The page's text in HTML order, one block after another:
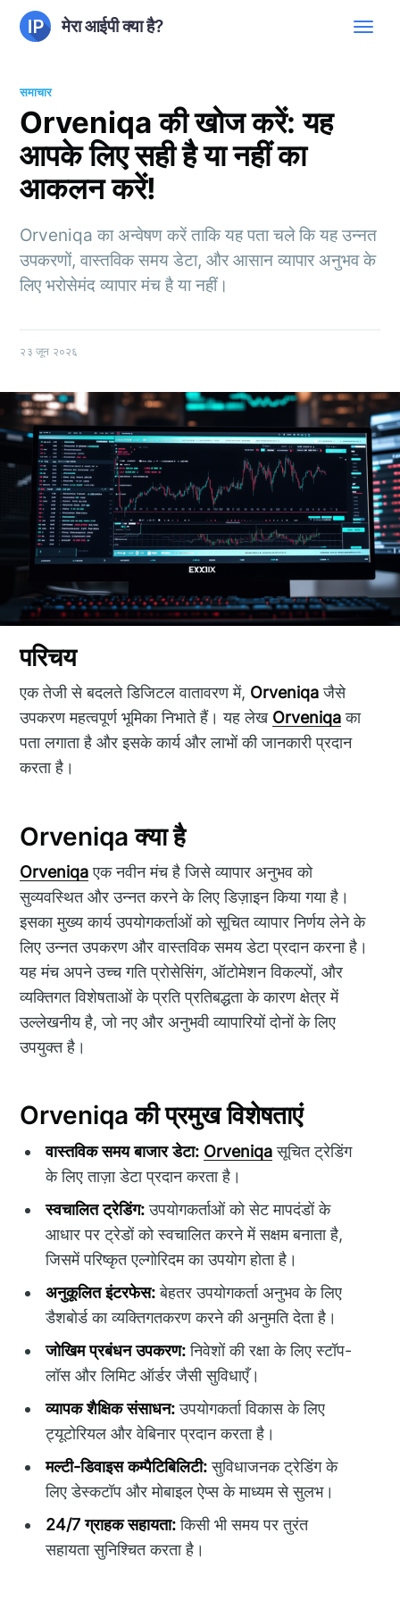
मेरा आईपी क्या है?
समाचार
Orveniqa की खोज करें: यह
आपके लिए सही है या नहीं का
आकलन करें!
Orveniqa का अन्वेषण करें ताकि यह पता चले कि यह उन्नत
उपकरणों, वास्तविक समय डेटा, और आसान व्यापार अनुभव के
लिए भरोसेमंद व्यापार मंच है या नहीं।
२३ जून २०२६
परिचय
एक तेजी से बदलते डिजिटल वातावरण में, Orveniqaजैसे
उपकरण महत्वपूर्ण भूमिका निभाते हैं। यह लेख Orveniqaका
पता लगाता है और इसके कार्य और लाभों की जानकारी प्रदान
करता है।
Orveniqa क्या है
Orveniqaएक नवीन मंच है जिसे व्यापार अनुभव को
सुव्यवस्थित और उन्नत करने के लिए डिज़ाइन किया गया है।
इसका मुख्य कार्य उपयोगकर्ताओं को सूचित व्यापार निर्णय लेने के
लिए उन्नत उपकरण और वास्तविक समय डेटा प्रदान करना है।
यह मंच अपने उच्च गति प्रोसेसिंग, ऑटोमेशन विकल्पों, और
व्यक्तिगत विशेषताओं के प्रति प्रतिबद्धता के कारण क्षेत्र में
उल्लेखनीय है, जो नए और अनुभवी व्यापारियों दोनों के लिए
उपयुक्त है।
Orveniqa की प्रमुख विशेषताएं
वास्तविक समय बाजार डेटा: Orveniqaसूचित ट्रेडिंग
के लिए ताज़ा डेटा प्रदान करता है।
स्वचालित ट्रेडिंग:उपयोगकर्ताओं को सेट मापदंडों के
आधार पर ट्रेडों को स्वचालित करने में सक्षम बनाता है,
जिसमें परिष्कृत एल्गोरिदम का उपयोग होता है।
अनुकूलित इंटरफेस:बेहतर उपयोगकर्ता अनुभव के लिए
डैशबोर्ड का व्यक्तिगतकरण करने की अनुमति देता है।
जोखिम प्रबंधन उपकरण:निवेशों की रक्षा के लिए स्टॉप-
लॉस और लिमिट ऑर्डर जैसी सुविधाएँ।
व्यापक शैक्षिक संसाधन:उपयोगकर्ता विकास के लिए
ट्यूटोरियल और वेबिनार प्रदान करता है।
मल्टी-डिवाइस कम्पैटिबिलिटी:सुविधाजनक ट्रेडिंग के
लिए डेस्कटॉप और मोबाइल ऐप्स के माध्यम से सुलभ।
24/7 ग्राहक सहायता:किसी भी समय पर तुरंत
सहायता सुनिश्चित करता है।